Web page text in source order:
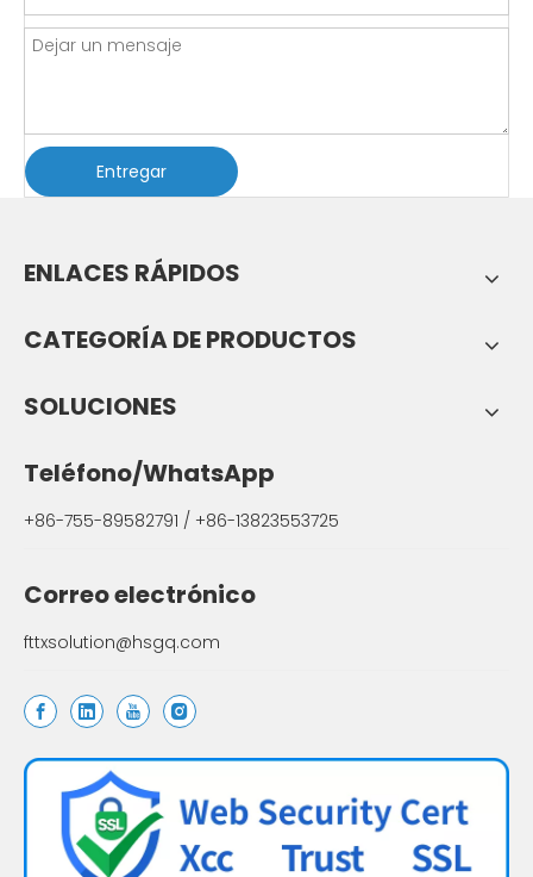
Entregar
ENLACES RÁPIDOS
CATEGORÍA DE PRODUCTOS
SOLUCIONES
Teléfono/WhatsApp
+86-755-89582791 / +86-13823553725
Correo electrónico
fttxsolution@hsgq.com